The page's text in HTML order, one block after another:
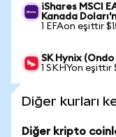
iShares MSCI
Kanada
1 EFAon eşittir
SK Hynix
1 SKHYon
Diğer kurları
Diğer kripto